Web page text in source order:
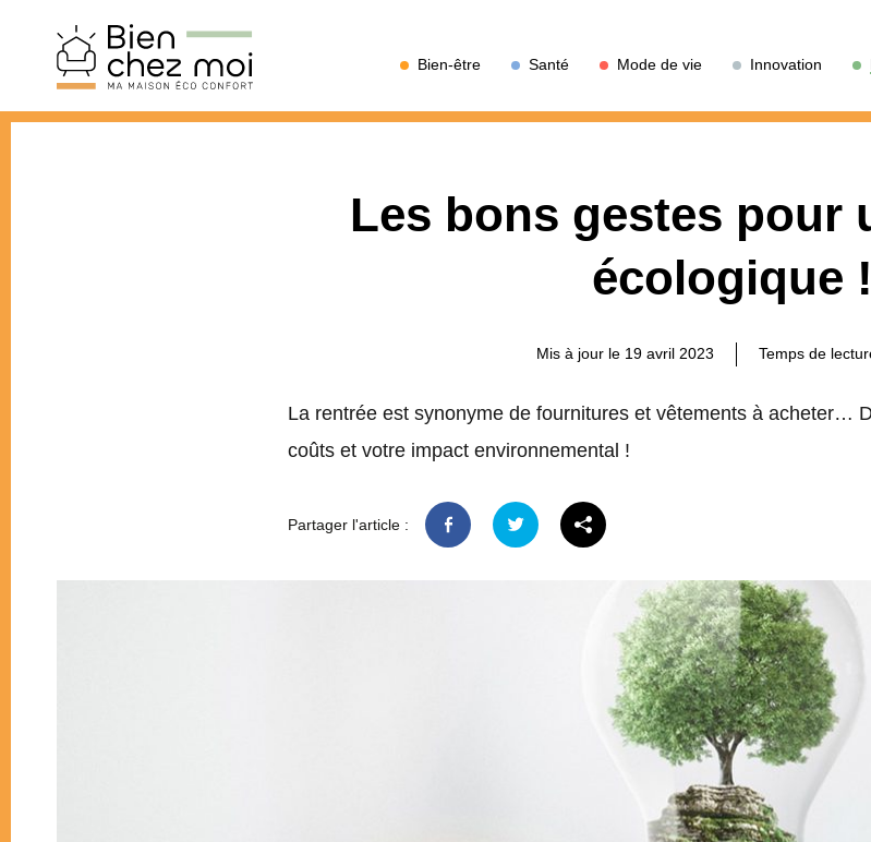
Bien-être Santé Mode de vie Innovation
Les bons gestes pour
écologique !
Mis à jour le 19 avril 2023 Temps de
La rentrée est synonyme de fournitures et vêtements à acheter…
coûts et votre impact environnemental !
Partager l'article :